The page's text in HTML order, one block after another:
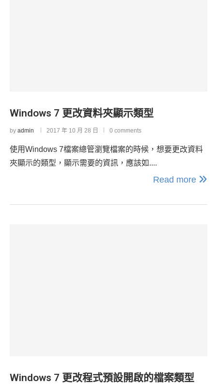
Windows 7 更改資料夾顯示類型
by admin 2017 年 10 月 28 日 0 comments
使用Windows 7檔案總管瀏覽檔案的時候，想要更改資料
夾顯示的類型，顯示需要的資訊，應該如....
Read more
Windows 7 更改程式預設開啟的檔案類型